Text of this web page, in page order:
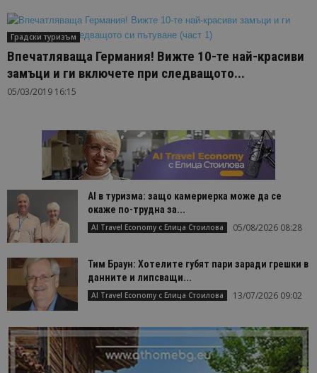
Градски туризъм
Впечатляваща Германия! Вижте 10-те най-красиви
замъци и ги включете при следващото...
05/03/2019 16:15
AI в туризма: защо камериерка може да се
окаже по-трудна за...
AI Travel Economy с Елица Стоилова 05/08/2026 08:28
Тим Браун: Хотелите губят пари заради грешки в
данните и липсващи...
AI Travel Economy с Елица Стоилова 13/07/2026 09:02